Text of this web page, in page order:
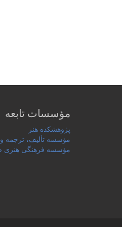
مؤسسات تابعه
پژوهشکده هنر
مؤسسه تألیف، ترجمه و
مؤسسه فرهنگی هنری